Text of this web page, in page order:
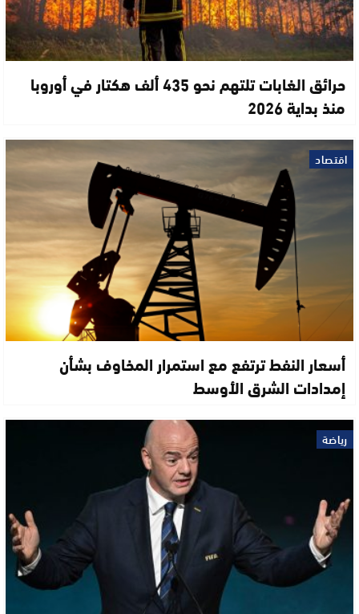
حرائق الغابات تلتهم نحو 435 ألف هكتار في أوروبا
منذ بداية 2026
اقتصاد
أسعار النفط ترتفع مع استمرار المخاوف بشأن
إمدادات الشرق الأوسط
رياضة